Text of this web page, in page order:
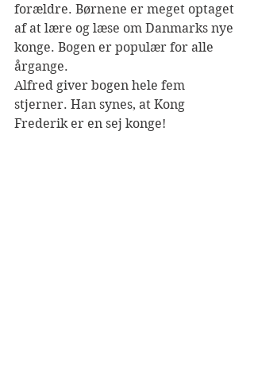
forældre. Børnene er meget optaget
af at lære og læse om Danmarks nye
konge. Bogen er populær for alle
årgange.
Alfred giver bogen hele fem
stjerner. Han synes, at Kong
Frederik er en sej konge!